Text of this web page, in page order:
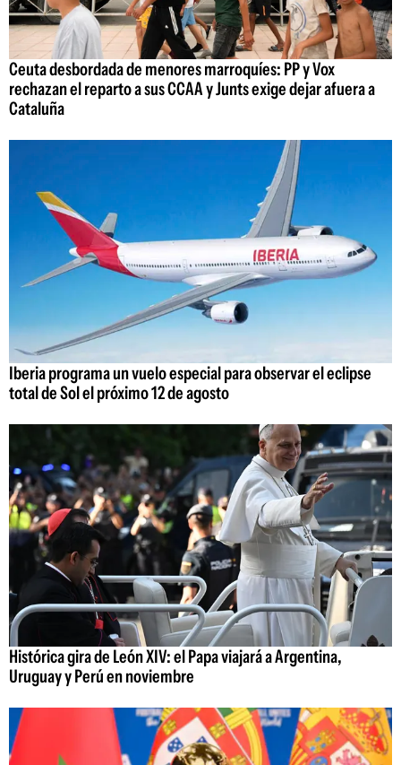
Ceuta desbordada de menores marroquíes: PP y Vox
rechazan el reparto a sus CCAA y Junts exige dejar afuera a
Cataluña
Iberia programa un vuelo especial para observar el eclipse
total de Sol el próximo 12 de agosto
Histórica gira de León XIV: el Papa viajará a Argentina,
Uruguay y Perú en noviembre